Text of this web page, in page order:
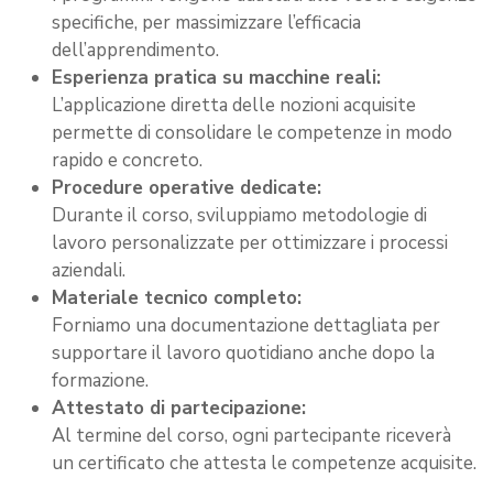
specifiche, per massimizzare l’efficacia
dell’apprendimento.
Esperienza pratica su macchine reali:
L’applicazione diretta delle nozioni acquisite
permette di consolidare le competenze in modo
rapido e concreto.
Procedure operative dedicate:
Durante il corso, sviluppiamo metodologie di
lavoro personalizzate per ottimizzare i processi
aziendali.
Materiale tecnico completo:
Forniamo una documentazione dettagliata per
supportare il lavoro quotidiano anche dopo la
formazione.
Attestato di partecipazione:
Al termine del corso, ogni partecipante riceverà
un certificato che attesta le competenze acquisite.